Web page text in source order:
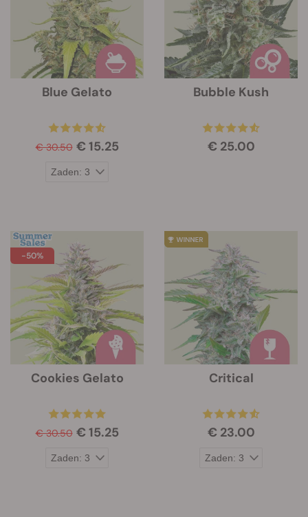
Blue Gelato
€ 30.50 € 15.25
Bubble Kush
€ 25.00
-50%
Cookies Gelato
€ 30.50 € 15.25
Critical
€ 23.00